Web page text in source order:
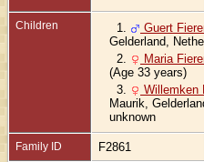
Children 1. Guert
Gelderland,
2.
Maria
(Age 33 years)
3.
Willemken
Maurik,
unknown
Family ID F2861